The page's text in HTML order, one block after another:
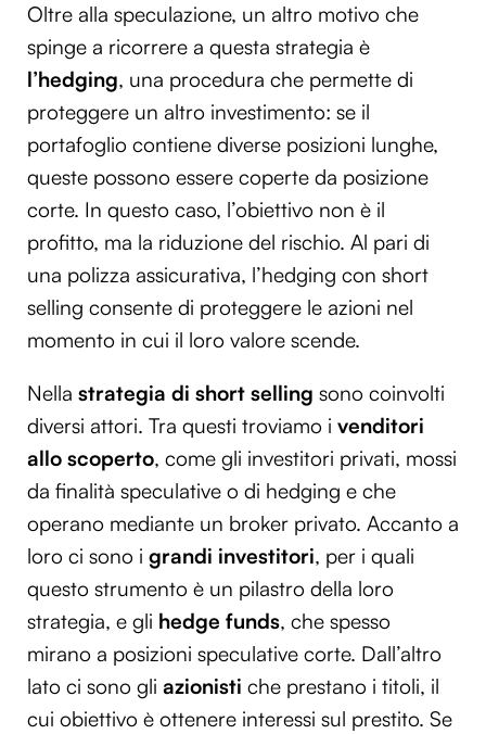
Oltre alla speculazione, un altro motivo che
spinge a ricorrere a questa strategia è
l’hedging, una procedura che permette di
proteggere un altro investimento: se il
portafoglio contiene diverse posizioni lunghe,
queste possono essere coperte da posizione
corte. In questo caso, l’obiettivo non è il
profitto, ma la riduzione del rischio. Al pari di
una polizza assicurativa, l’hedging con short
selling consente di proteggere le azioni nel
momento in cui il loro valore scende.
Nella strategia di short selling sono coinvolti
diversi attori. Tra questi troviamo i venditori
allo scoperto, come gli investitori privati, mossi
da finalità speculative o di hedging e che
operano mediante un broker privato. Accanto a
loro ci sono i grandi investitori, per i quali
questo strumento è un pilastro della loro
strategia, e gli hedge funds, che spesso
mirano a posizioni speculative corte. Dall’altro
lato ci sono gli azionisti che prestano i titoli, il
cui obiettivo è ottenere interessi sul prestito. Se